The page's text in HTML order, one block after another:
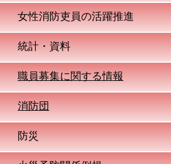
女性消防吏員の活躍推進
統計・資料
職員募集に関する情報
消防団
防災